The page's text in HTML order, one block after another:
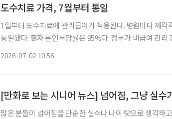
도수치료 가격, 7월부터 통일
1일부터 도수치료에 관리급여가 적용된다. 병원마다 제
통일됐다. 환자 본인부담률은 95%다. 정부가 비급여 관리
2026-07-02 10:56
[만화로 보는 시니어 뉴스] 넘어짐, 그냥 실수
많은 분들이 넘어짐을 단순한 실수나 나이 탓으로 생각하